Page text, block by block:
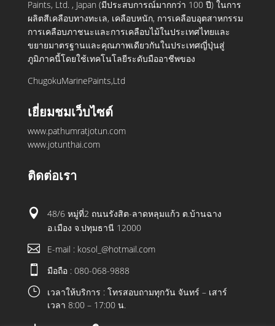
Paints, Ltd. , Japan (มีประสบการณ์มากกว่า 100 ปี) ในการ
ผลิตสีเคลือบทางทะเล, เคลือบหนัก, การเคลือบอุตสาหกรรม
การเคลือบภาชนะและการเคลือบไม้ในประเทศไทยและ
ขยายมาตรฐานและคุณภาพเดียวกันในประเทศญี่ปุ่นสู่
ภูมิภาคนี้โดยใช้เทคโนโลยีระดับมืออาชีพของ
ChugokuMarinePaints,Ltd
เยี่ยมชมเว็บไซต์
www.pathumratjotun.com
www.jotunthai.com
ติดต่อเรา

48/6 หมู่ที่2 ถนนรังสิต-ลาดหลุมแก้ว ต.บ้านฉาง
อ.เมือง จ.ปทุมธานี 12000
 E-mail : kosol_@hotmail.com
 มือถือ : 080-068-9888
}
เวลาให้บริการ : โทรสอบถามทุกวัน จันทร์ – เสาร์
เวลา 8:00 – 17:00 น.